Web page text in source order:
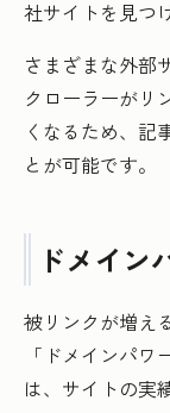
社サイトを見つ
さまざまな外部
クローラーがリ
くなるため、記
とが可能です。
ドメイン
被リンクが増え
「ドメインパ
は、サイトの実